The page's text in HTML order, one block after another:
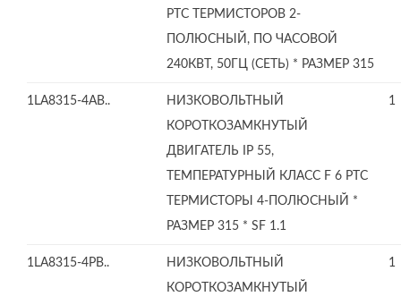
PTC ТЕРМИСТОРОВ 2-
ПОЛЮСНЫЙ, ПО ЧАСОВОЙ
240КВТ, 50ГЦ (СЕТЬ) * РАЗМЕР 315
1LA8315-4AB..
НИЗКОВОЛЬТНЫЙ
КОРОТКОЗАМКНУТЫЙ
ДВИГАТЕЛЬ IP 55,
ТЕМПЕРАТУРНЫЙ КЛАСС F 6 PTC
ТЕРМИСТОРЫ 4-ПОЛЮСНЫЙ *
РАЗМЕР 315 * SF 1.1
1
1LA8315-4PB..
НИЗКОВОЛЬТНЫЙ
КОРОТКОЗАМКНУТЫЙ
1